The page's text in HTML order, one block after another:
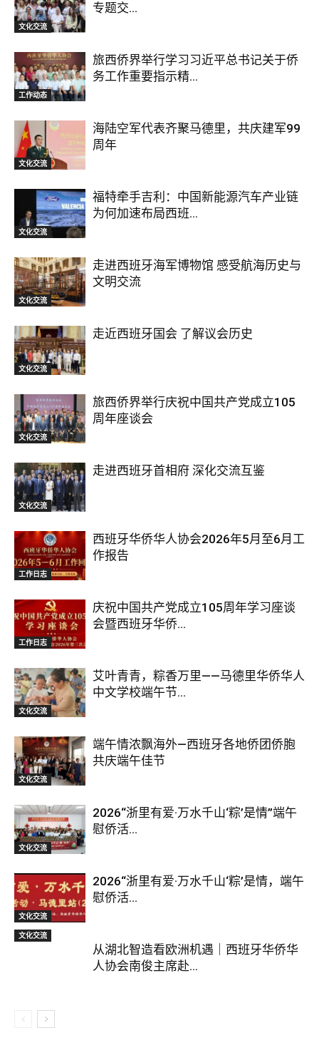
文化交流
专题交...
工作动态
旅西侨界举行学习习近平总书记关于侨
务工作重要指示精...
文化交流
海陆空军代表齐聚马德里，共庆建军99
周年
文化交流
福特牵手吉利：中国新能源汽车产业链
为何加速布局西班...
文化交流
走进西班牙海军博物馆 感受航海历史与
文明交流
文化交流
走近西班牙国会 了解议会历史
文化交流
旅西侨界举行庆祝中国共产党成立105
周年座谈会
文化交流
走进西班牙首相府 深化交流互鉴
工作日志
西班牙华侨华人协会2026年5月至6月工
作报告
工作日志
庆祝中国共产党成立105周年学习座谈
会暨西班牙华侨...
文化交流
艾叶青青，粽香万里——马德里华侨华人
中文学校端午节...
文化交流
端午情浓飘海外—西班牙各地侨团侨胞
共庆端午佳节
文化交流
2026“浙里有爱·万水千山‘粽’是情”端午
慰侨活...
文化交流
2026“浙里有爱·万水千山‘粽’是情，端午
慰侨活...
文化交流
从湖北智造看欧洲机遇｜西班牙华侨华
人协会南俊主席赴...